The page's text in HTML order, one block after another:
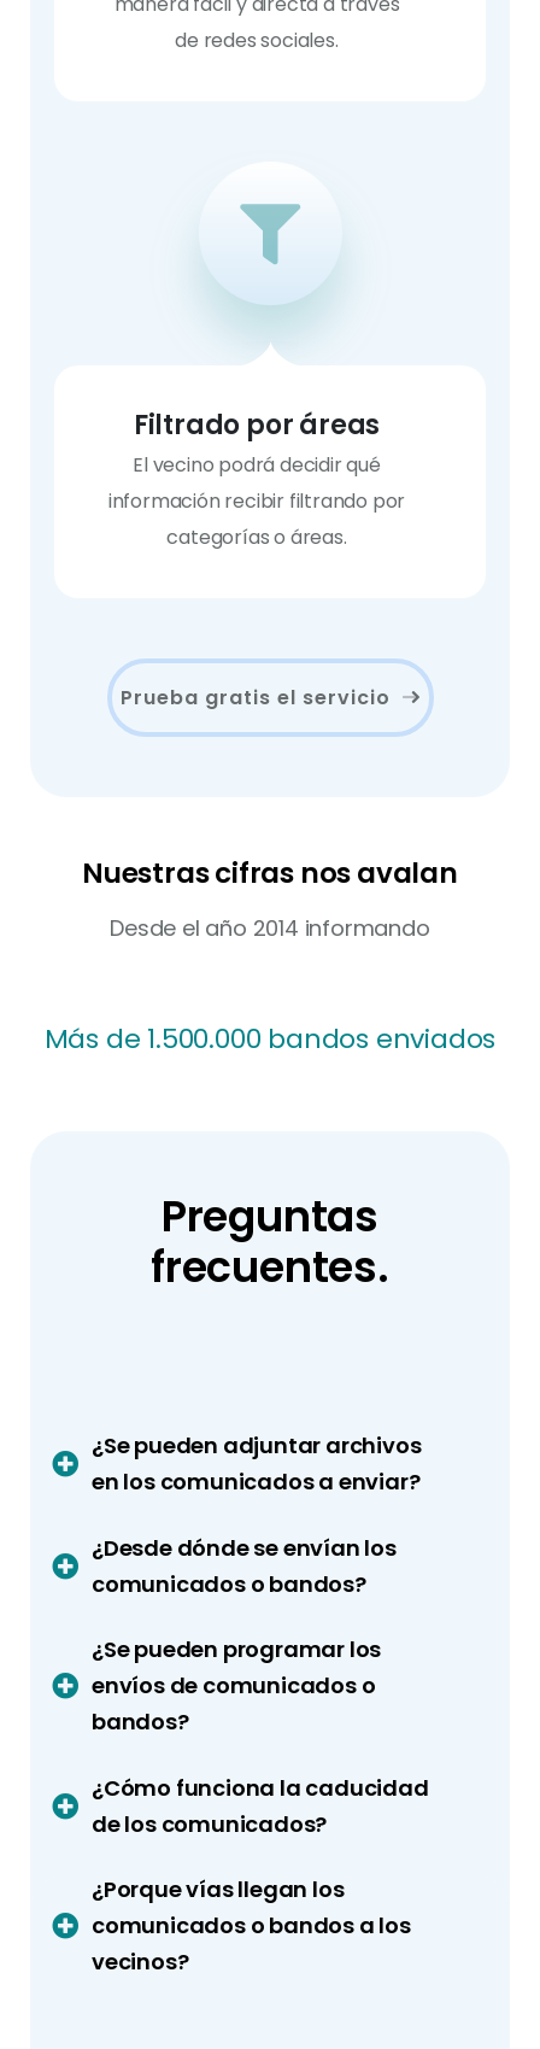
de redes sociales.
Filtrado por áreas
El vecino podrá decidir qué
información recibir filtrando por
categorías o áreas.
Prueba gratis el servicio
Nuestras cifras nos avalan
Desde el año 2014 informando
Más de 1.300 Ayuntamientos
Preguntas
frecuentes.
¿Se pueden adjuntar archivos
en los comunicados a enviar?
¿Desde dónde se envían los
comunicados o bandos?
¿Se pueden programar los
envíos de comunicados o
bandos?
¿Cómo funciona la caducidad
de los comunicados?
¿Porque vías llegan los
comunicados o bandos a los
vecinos?